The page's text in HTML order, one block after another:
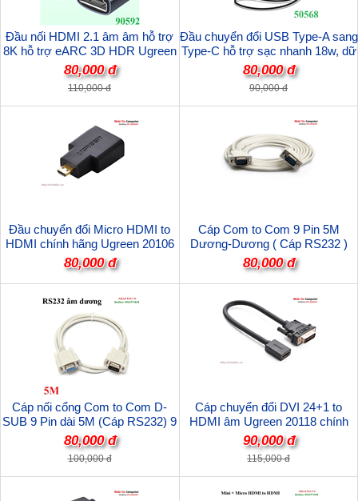
Đầu nối HDMI 2.1 âm âm hỗ trợ
8K hỗ trợ eARC 3D HDR Ugreen
90592 cao cấp
80,000 đ
110,000 đ
Đầu chuyển đổi USB Type-A sang
Type-C hỗ trợ sạc nhanh 18w, dữ
liệu Ugreen 50568 cao cấp
80,000 đ
90,000 đ
Đầu chuyển đổi Micro HDMI to
HDMI chính hãng Ugreen 20106
80,000 đ
Cáp Com to Com 9 Pin 5M
Dương-Dương ( Cáp RS232 )
9M/9M Cáp thẳng
80,000 đ
Cáp nối cổng Com to Com D-
SUB 9 Pin dài 5M (Cáp RS232) 9
chân âm / 9 chân dương (cáp
thẳng)
80,000 đ
100,000 đ
Cáp chuyển đổi DVI 24+1 to
HDMI âm Ugreen 20118 chính
hãng
90,000 đ
115,000 đ